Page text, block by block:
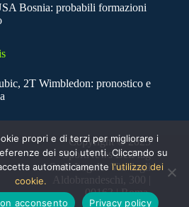
Bosnia: probabili formazioni
2T Wimbledon: pronostico e
Copyright © 2025
SportNews BetFlag
Sede Legale: Via degli
Aldobrandeschi, 300 |
00163 | Roma
propri e di terzi per migliorare i
dei suoi utenti. Cliccando su
automaticamente l'utilizzo dei
cookie.
acconsento Privacy policy